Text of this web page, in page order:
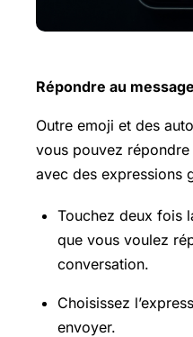
Répondre au
Outre emoji et des
vous pouvez
avec des expressions
Touchez deux fois
que vous voulez
conversation.
Choisissez
envoyer.